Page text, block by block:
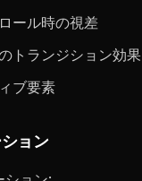
ール時の視差
トランジション効果
ブ要素
ョン